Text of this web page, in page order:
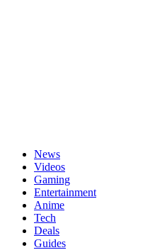
News
Videos
Gaming
Entertainment
Anime
Tech
Deals
Guides